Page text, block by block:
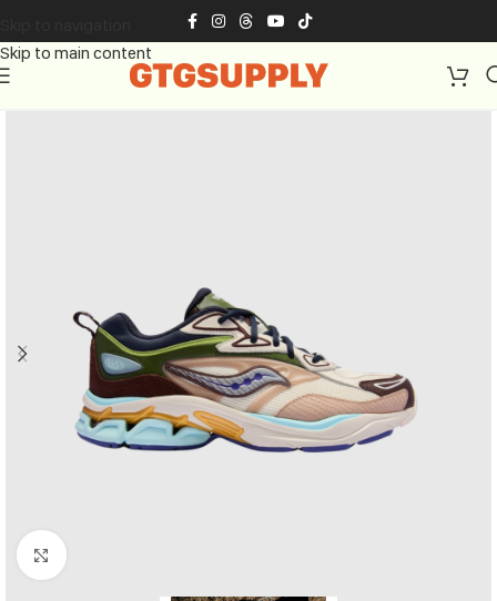
Skip to main content
Click to enlarge